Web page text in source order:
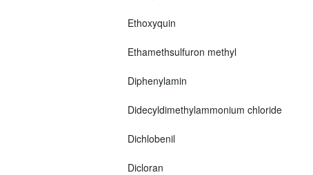
Ethoxyquin
Ethamethsulfuron methyl
Diphenylamin
Didecyldimethylammonium chloride
Dichlobenil
Dicloran